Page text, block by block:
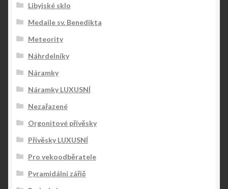
Libyjské sklo
Medaile sv. Benedikta
Meteority
Náhrdelníky
Náramky
Náramky LUXUSNÍ
Nezařazené
Orgonitové přívěsky
Přívěsky LUXUSNÍ
Pro vekoodběratele
Pyramidální zářič